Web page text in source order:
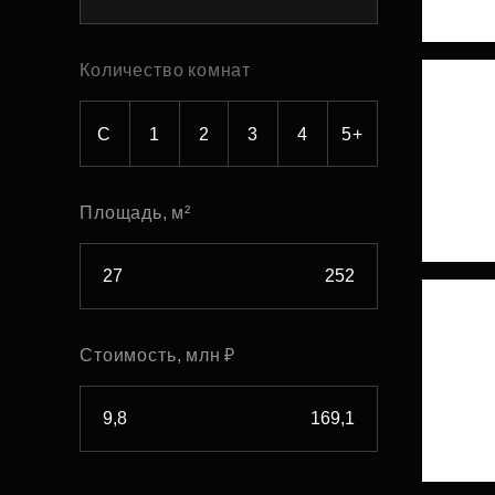
Рефинансирование
Количество комнат
С 1 2 3 4 5+
Площадь, м²
Стоимость, млн ₽